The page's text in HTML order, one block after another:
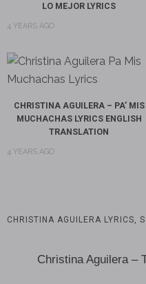
LO MEJOR LYRICS
4 YEARS AGO
CHRISTINA AGUILERA – PA’ MIS
MUCHACHAS LYRICS ENGLISH
TRANSLATION
4 YEARS AGO
CHRISTINA AGUILERA LYRICS,
Christina Aguilera –